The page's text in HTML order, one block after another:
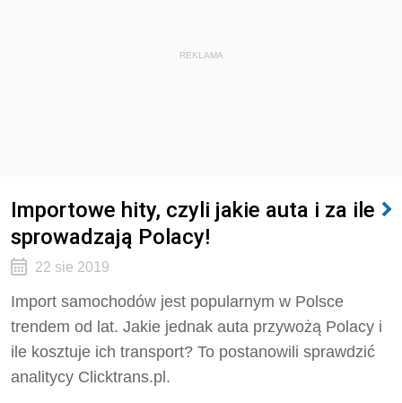
REKLAMA
Importowe hity, czyli jakie auta i za ile
sprowadzają Polacy!
22 sie 2019
Import samochodów jest popularnym w Polsce
trendem od lat. Jakie jednak auta przywożą Polacy i
ile kosztuje ich transport? To postanowili sprawdzić
analitycy Clicktrans.pl.